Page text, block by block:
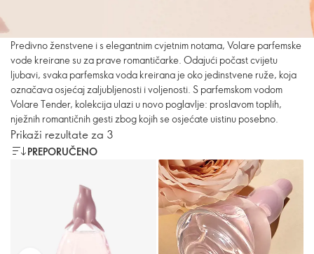
Predivno ženstvene i s elegantnim cvjetnim notama, Volare parfemske
vode kreirane su za prave romantičarke. Odajući počast cvijetu
ljubavi, svaka parfemska voda kreirana je oko jedinstvene ruže, koja
označava osjećaj zaljubljenosti i voljenosti. S parfemskom vodom
Volare Tender, kolekcija ulazi u novo poglavlje: proslavom toplih,
nježnih romantičnih gesti zbog kojih se osjećate uistinu posebno.
Prikaži rezultate za 3
PREPORUČENO